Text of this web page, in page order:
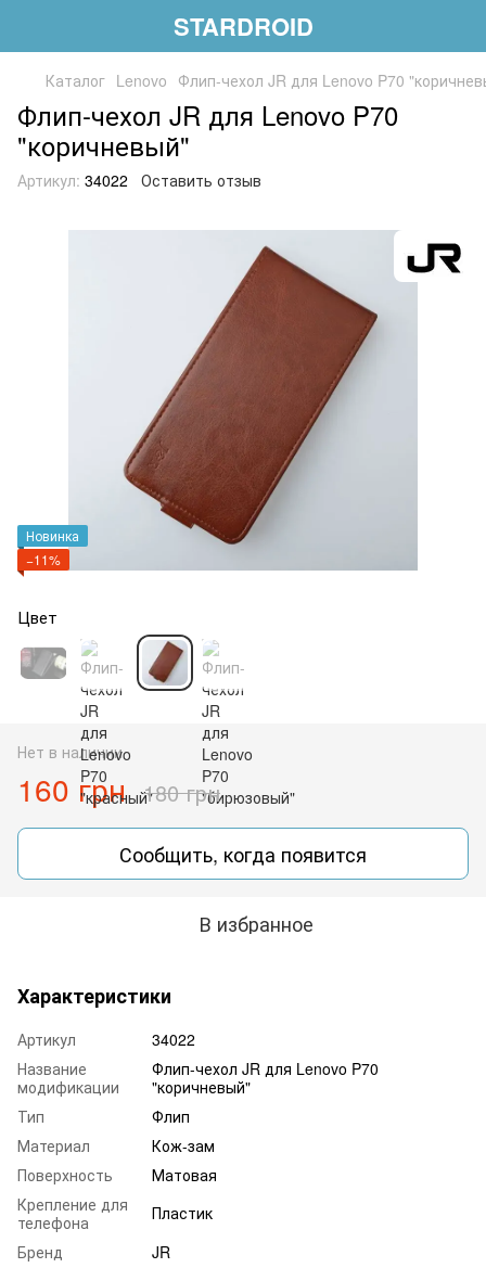
STARDROID
Каталог Lenovo Флип-чехол JR для Lenovo P70
Флип-чехол JR для Lenovo P70
"коричневый"
Артикул: 34022 Оставить отзыв
Новинка
−11%
Цвет
Нет в наличии
160 грн 180 грн
Сообщить, когда появится
В избранное
Характеристики
Артикул
34022
Название
модификации
Флип-чехол JR для Lenovo P70
"коричневый"
Тип
Флип
Материал
Кож-зам
Поверхность
Матовая
Крепление для
телефона
Пластик
Бренд
JR